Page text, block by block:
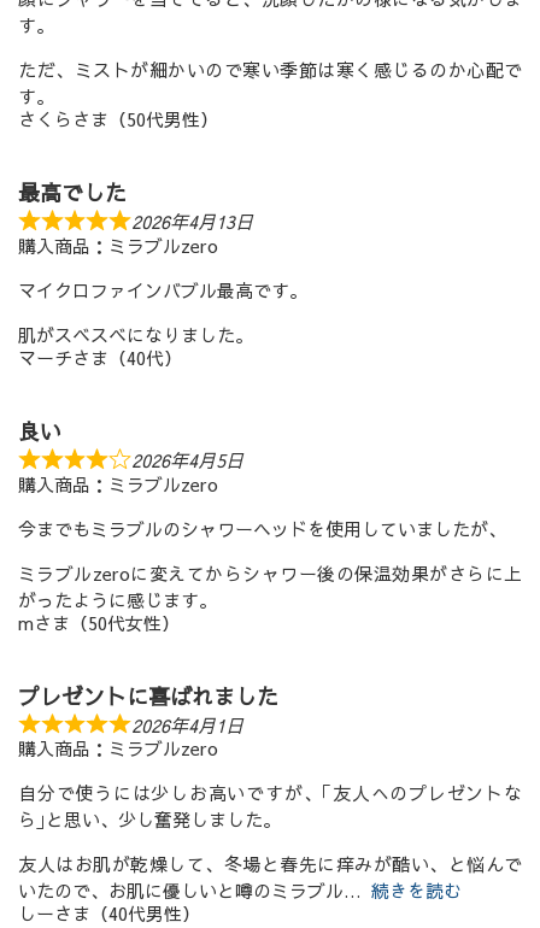
す。
ただ、ミストが細かいので寒い季節は寒く感じるのか心配で
す。
さくらさま（50代男性）
最高でした
2026年4月13日
購入商品：ミラブルzero
マイクロファインバブル最高です。
肌がスベスベになりました。
マーチさま（40代）
良い
2026年4月5日
購入商品：ミラブルzero
今までもミラブルのシャワーヘッドを使用していましたが、
ミラブルzeroに変えてからシャワー後の保温効果がさらに上
がったように感じます。
mさま（50代女性）
プレゼントに喜ばれました
2026年4月1日
購入商品：ミラブルzero
自分で使うには少しお高いですが、｢友人へのプレゼントな
ら｣と思い、少し奮発しました。
友人はお肌が乾燥して、冬場と春先に痒みが酷い、と悩んで
いたので、お肌に優しいと噂のミラブル
続きを読む
しーさま（40代男性）